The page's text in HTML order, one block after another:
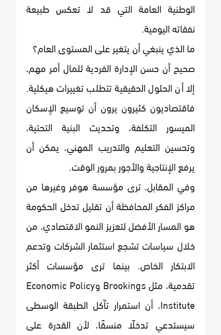
الوطنية العامة التي قد لا تعكس طبيعة
نفقاته اليومية.
ما الذي ينبغي أن يتغير على المستوى العام؟
صحيح أن حسن الإدارة الفردية للمال أمر مهم،
إلا أن الحلول الحقيقية تتطلب تغييرات هيكلية.
فاقتصاديون كثيرون يرون أن توسيع الإسكان
الميسور التكلفة، وتحديث البنية التحتية،
وتحسين التعليم والتدريب المهني، يمكن أن
يرفع الإنتاجية والأجور بمرور الوقت.
وفي المقابل، ترى مؤسسة هوفر وغيرها من
مراكز الفكر المحافظة أن تقليل تدخل الحكومة
هو المسار الأفضل لتعزيز النمو الاقتصادي، من
خلال سياسات تشجع استثمار الشركات وتدعم
الابتكار الخاص. بينما ترى مؤسسات أكثر
تقدمية، مثل Brookings وEconomic Policy
Institute، أن استمرار تآكل الطبقة الوسطى
سيستدعي تدخلًا منسقًا، لأن القدرة على